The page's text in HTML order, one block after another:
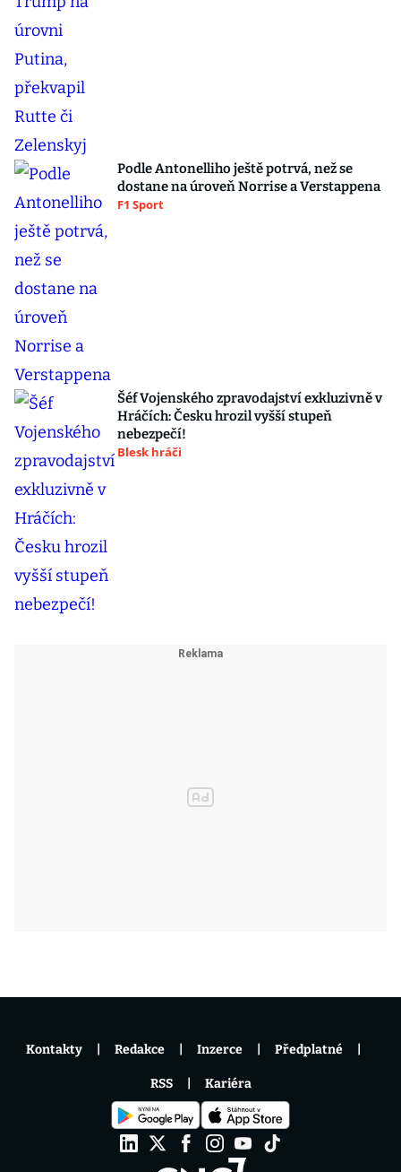
Podle Antonelliho ještě potrvá, než se
dostane na úroveň Norrise a Verstappena
F1 Sport
Šéf Vojenského zpravodajství exkluzivně v
Hráčích: Česku hrozil vyšší stupeň
nebezpečí!
Blesk hráči
Kontakty Redakce Inzerce Předplatné
RSS Kariéra